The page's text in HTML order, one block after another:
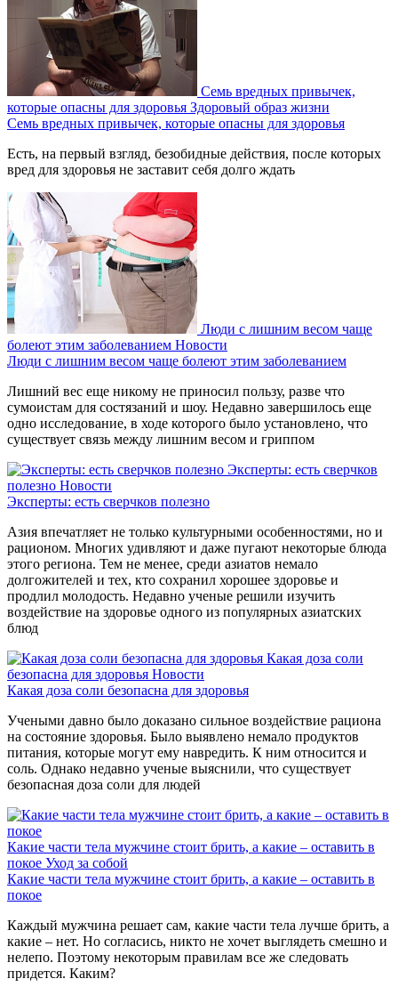
Семь вредных привычек,
которые опасны для здоровья Здоровый образ жизни
Семь вредных привычек, которые опасны для здоровья
Есть, на первый взгляд, безобидные действия, после которых
вред для здоровья не заставит себя долго ждать
Люди с лишним весом чаще
болеют этим заболеванием Новости
Люди с лишним весом чаще болеют этим заболеванием
Лишний вес еще никому не приносил пользу, разве что
сумоистам для состязаний и шоу. Недавно завершилось еще
одно исследование, в ходе которого было установлено, что
существует связь между лишним весом и гриппом
Эксперты: есть сверчков
полезно Новости
Эксперты: есть сверчков полезно
Азия впечатляет не только культурными особенностями, но и
рационом. Многих удивляют и даже пугают некоторые блюда
этого региона. Тем не менее, среди азиатов немало
долгожителей и тех, кто сохранил хорошее здоровье и
продлил молодость. Недавно ученые решили изучить
воздействие на здоровье одного из популярных азиатских
блюд
Какая доза соли
безопасна для здоровья Новости
Какая доза соли безопасна для здоровья
Учеными давно было доказано сильное воздействие рациона
на состояние здоровья. Было выявлено немало продуктов
питания, которые могут ему навредить. К ним относится и
соль. Однако недавно ученые выяснили, что существует
безопасная доза соли для людей
Какие части тела мужчине стоит брить, а какие – оставить в
покое Уход за собой
Какие части тела мужчине стоит брить, а какие – оставить в
покое
Каждый мужчина решает сам, какие части тела лучше брить, а
какие – нет. Но согласись, никто не хочет выглядеть смешно и
нелепо. Поэтому некоторым правилам все же следовать
придется. Каким?